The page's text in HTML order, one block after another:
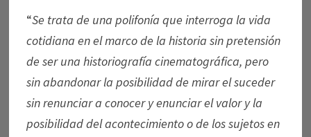
“Se trata de una polifonía que interroga la vida
cotidiana en el marco de la historia sin pretensión
de ser una historiografía cinematográfica, pero
sin abandonar la posibilidad de mirar el suceder
sin renunciar a conocer y enunciar el valor y la
posibilidad del acontecimiento o de los sujetos en